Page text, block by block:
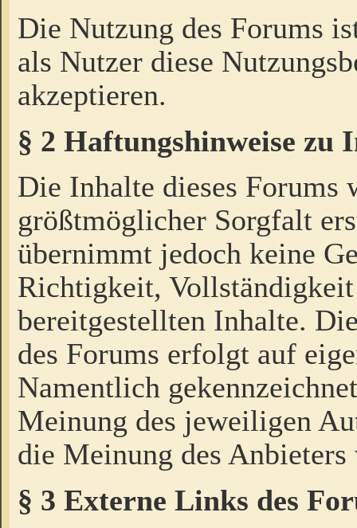
Die Nutzung des Forums
als Nutzer diese
akzeptieren.
§ 2 Haftungshinweise zu
Die Inhalte dieses Forums
größtmöglicher Sorgfalt
übernimmt jedoch keine
Richtigkeit,
bereitgestellten Inhalte.
des Forums erfolgt auf
Namentlich
Meinung des jeweiligen
die Meinung des Anbieters
§ 3 Externe Links des